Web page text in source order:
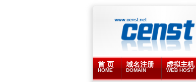
首 页
HOME
域名注册
DOMAIN
虚拟主机
WEB HOST